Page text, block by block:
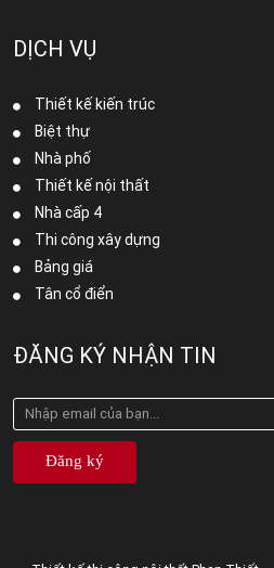
DỊCH VỤ
Thiết kế kiến trúc
Biệt thự
Nhà phố
Thiết kế nội thất
Nhà cấp 4
Thi công xây dựng
Bảng giá
Tân cổ điển
ĐĂNG KÝ NHẬN TIN
Đăng ký